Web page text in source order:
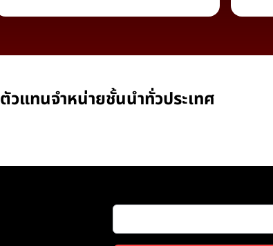
ตัวแทนจำหน่ายชั้นนำทั่วประเทศ